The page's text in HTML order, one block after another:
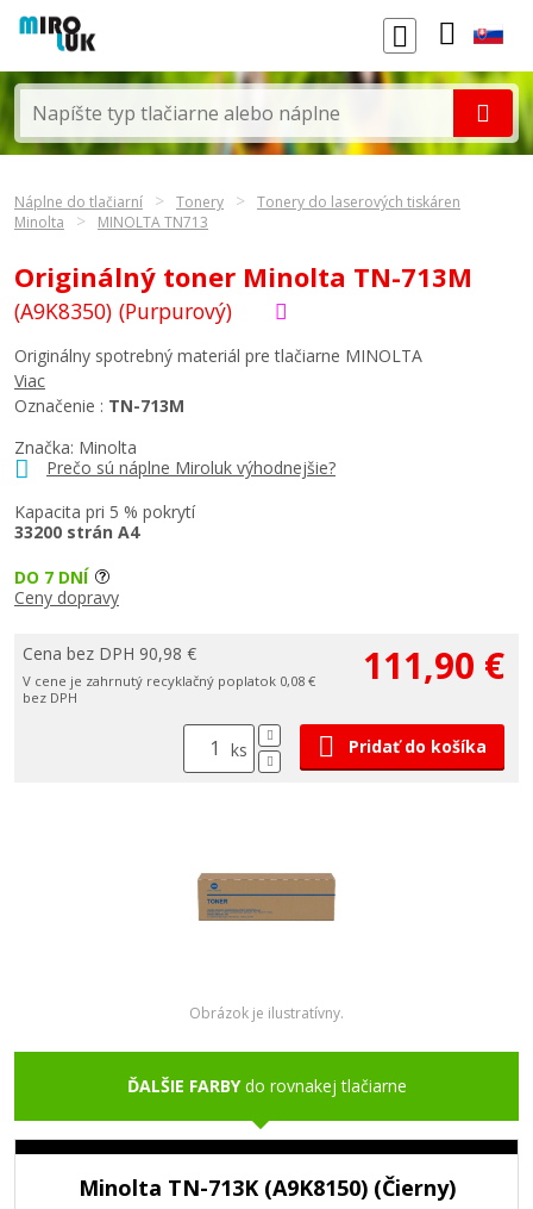
Náplne do tlačiarní Tonery
Tonery do laserových tiskáren
Minolta
MINOLTA TN713
Originálný toner Minolta TN-713M
(A9K8350) (Purpurový)
Značka: Minolta
Prečo sú náplne Miroluk výhodnejšie?
Kapacita pri 5 % pokrytí
33200 strán A4
Originálny spotrebný materiál pre tlačiarne MINOLTA
Viac
Označenie : TN-713M
DO 7 DNÍ
Ceny dopravy
Cena bez DPH 90,98 €
V cene je zahrnutý recyklačný poplatok 0,08 €
bez DPH
111,90 €
ks Pridať do košíka
Obrázok je ilustratívny.
ĎALŠIE FARBYdo rovnakej tlačiarne
Minolta TN-713K (A9K8150) (Čierny)